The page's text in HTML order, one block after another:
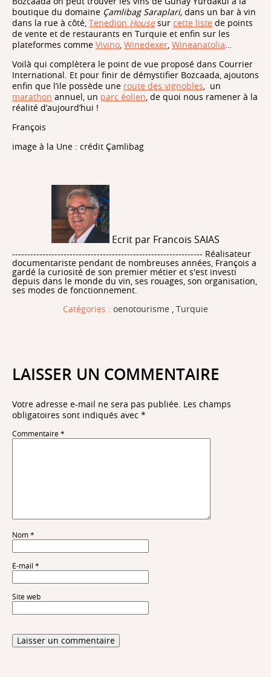
boutique du domaine Çamlibag Saraplari, dans un bar à vin
dans la rue à côté, Tenedion Housesur cette liste de points
de vente et de restaurants en Turquie et enfin sur les
plateformes comme Vivino Winedexer Wineanatolia
Voilà qui complètera le point de vue proposé dans Courrier
International. Et pour finir de démystifier Bozcaada, ajoutons
enfin que l’ile possède une route des vignobles , un
marathon annuel, un parc éolien , de quoi nous ramener à la
réalité d’aujourd’hui !
François
image à la Une : crédit Çamlibag
Ecrit par Francois SAIAS
--------------------------------------------------------------- Réalisateur
documentariste pendant de nombreuses années, François a
gardé la curiosité de son premier métier et s'est investi
depuis dans le monde du vin, ses rouages, son organisation,
ses modes de fonctionnement.
Catégories : oenotourisme , Turquie
LAISSER UN COMMENTAIRE
Votre adresse e-mail ne sera pas publiée. Les champs
obligatoires sont indiqués avec *
Commentaire *
Nom *
E-mail *
Site web